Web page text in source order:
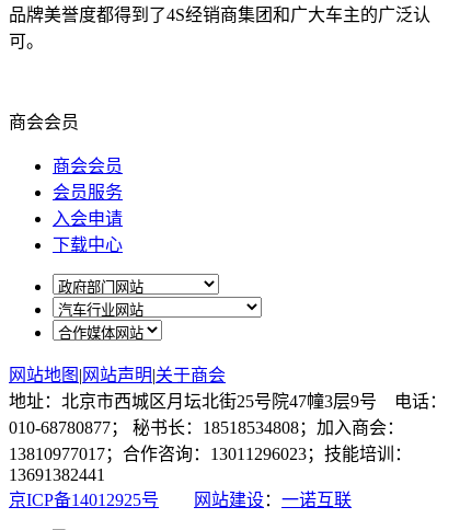
品牌美誉度都得到了4S经销商集团和广大车主的广泛认
可。
商会会员
商会会员
会员服务
入会申请
下载中心
网站地图 | 网站声明|关于商会
地址：北京市西城区月坛北街25号院47幢3层9号 电话：
010-68780877； 秘书长：18518534808；加入商会：
13810977017；合作咨询：13011296023；技能培训：
13691382441
京ICP备14012925号
网站建设： 一诺互联